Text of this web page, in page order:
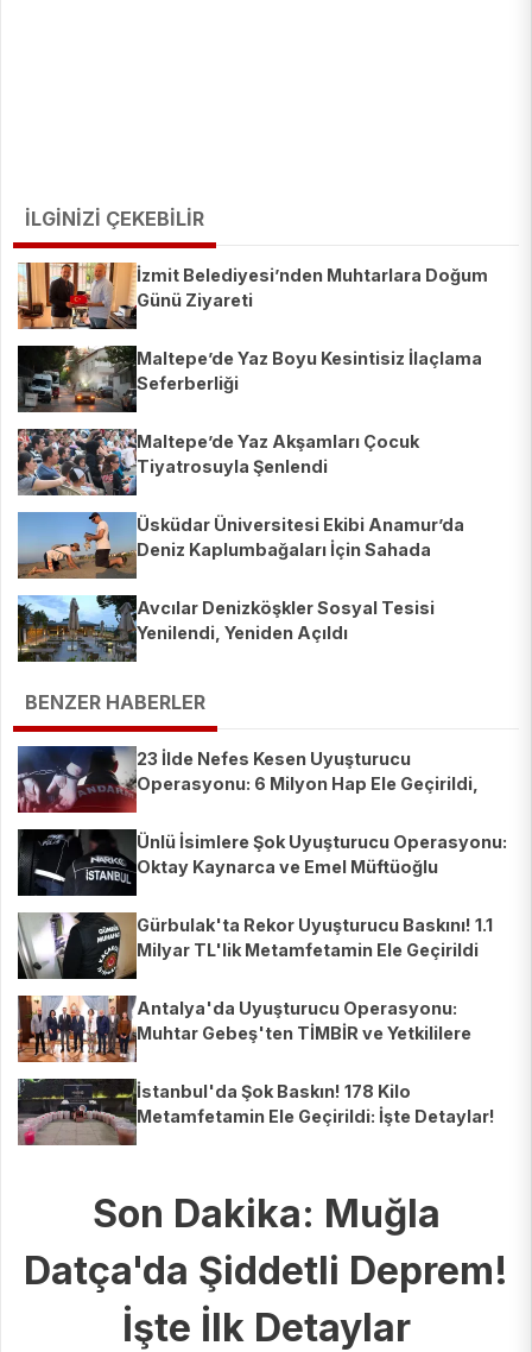
İLGİNİZİ ÇEKEBİLİR
İzmit Belediyesi’nden Muhtarlara Doğum
Günü Ziyareti
Maltepe’de Yaz Boyu Kesintisiz İlaçlama
Seferberliği
Maltepe’de Yaz Akşamları Çocuk
Tiyatrosuyla Şenlendi
Üsküdar Üniversitesi Ekibi Anamur’da
Deniz Kaplumbağaları İçin Sahada
Avcılar Denizköşkler Sosyal Tesisi
Yenilendi, Yeniden Açıldı
BENZER HABERLER
23 İlde Nefes Kesen Uyuşturucu
Operasyonu: 6 Milyon Hap Ele Geçirildi,
Ünlü İsimlere Şok Uyuşturucu Operasyonu:
Oktay Kaynarca ve Emel Müftüoğlu
Gürbulak'ta Rekor Uyuşturucu Baskını! 1.1
Milyar TL'lik Metamfetamin Ele Geçirildi
Antalya'da Uyuşturucu Operasyonu:
Muhtar Gebeş'ten TİMBİR ve Yetkililere
İstanbul'da Şok Baskın! 178 Kilo
Metamfetamin Ele Geçirildi: İşte Detaylar!
Son Dakika: Muğla
Datça'da Şiddetli Deprem!
İşte İlk Detaylar